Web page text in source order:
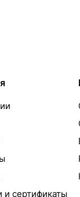
и сертификаты